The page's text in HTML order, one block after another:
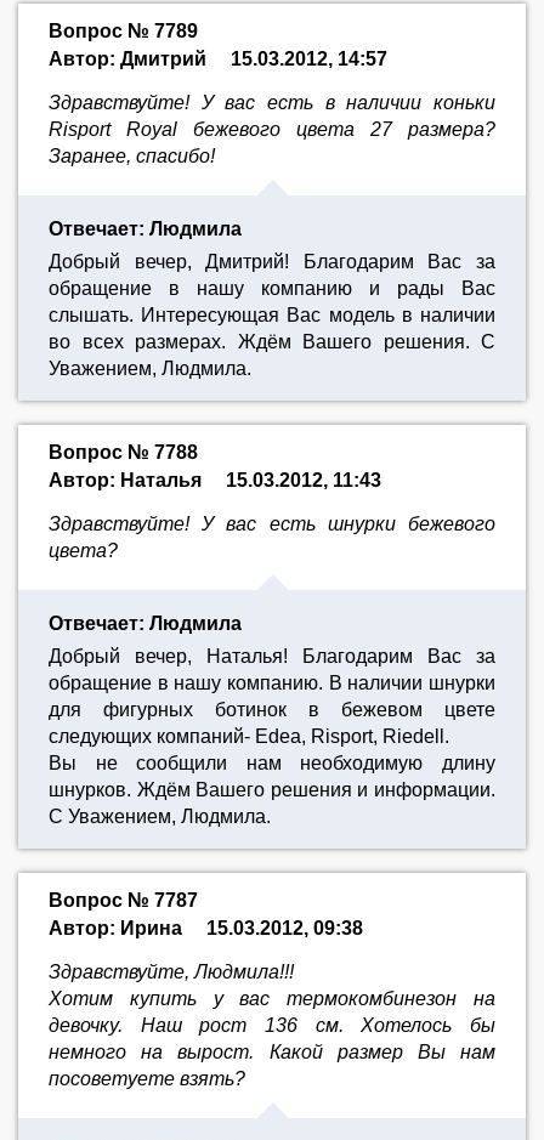
Вопрос № 7789
Автор: Дмитрий
15.03.2012, 14:57
Здравствуйте! У вас есть в наличии коньки
Risport Royal бежевого цвета 27 размера?
Заранее, спасибо!
Отвечает: Людмила
Добрый вечер, Дмитрий! Благодарим Вас за
обращение в нашу компанию и рады Вас
слышать. Интересующая Вас модель в наличии
во всех размерах. Ждём Вашего решения. С
Уважением, Людмила.
Вопрос № 7788
Автор: Наталья
15.03.2012, 11:43
Здравствуйте! У вас есть шнурки бежевого
цвета?
Отвечает: Людмила
Добрый вечер, Наталья! Благодарим Вас за
обращение в нашу компанию. В наличии шнурки
для фигурных ботинок в бежевом цвете
следующих компаний- Edea, Risport, Riedell.
Вы не сообщили нам необходимую длину
шнурков. Ждём Вашего решения и информации.
С Уважением, Людмила.
Вопрос № 7787
Автор: Ирина
15.03.2012, 09:38
Здравствуйте, Людмила!!!
Хотим купить у вас термокомбинезон на
девочку. Наш рост 136 см. Хотелось бы
немного на вырост. Какой размер Вы нам
посоветуете взять?